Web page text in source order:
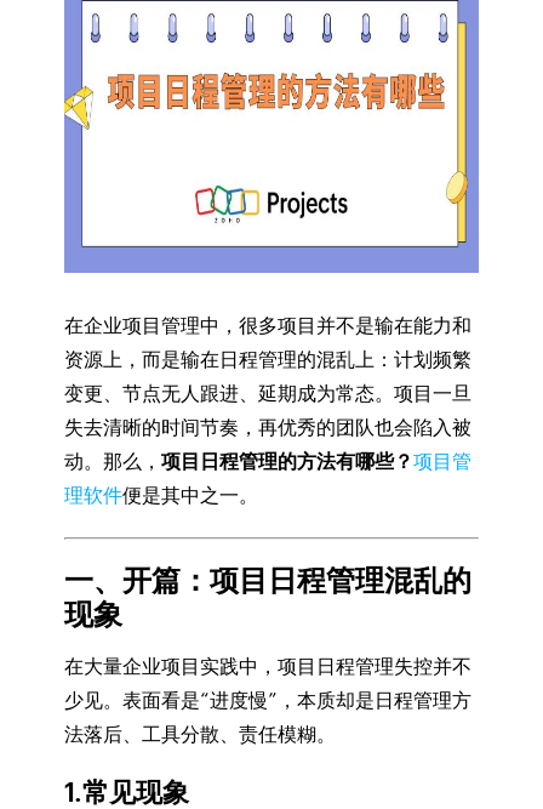
在企业项目管理中，很多项目并不是输在能力和
资源上，而是输在日程管理的混乱上：计划频繁
变更、节点无人跟进、延期成为常态。项目一旦
失去清晰的时间节奏，再优秀的团队也会陷入被
动。那么， 项目日程管理的方法有哪些？项目管
理软件便是其中之一。
一、开篇：项目日程管理混乱的
现象
在大量企业项目实践中，项目日程管理失控并不
少见。表面看是“进度慢”，本质却是日程管理方
法落后、工具分散、责任模糊。
1.常见现象